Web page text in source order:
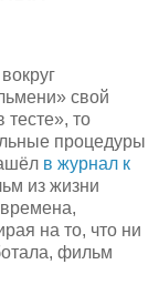
свой
тесте», то
процедуры
в журнал к
из жизни
на то, что ни
фильм